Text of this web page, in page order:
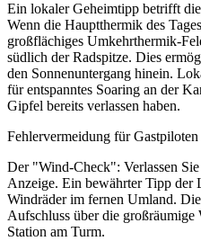
Ein lokaler Geheimtipp betrifft
Wenn die Hauptthermik des
großflächiges Umkehrthermik-
südlich der Radspitze. Dies
den Sonnenuntergang hinein.
für entspanntes Soaring an der
Gipfel bereits verlassen haben.
Fehlervermeidung für Gastpiloten
Der "Wind-Check": Verlassen
Anzeige. Ein bewährter Tipp der
Windräder im fernen Umland.
Aufschluss über die
Station am Turm.